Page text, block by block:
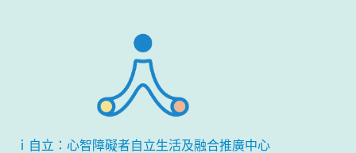
ｉ自立：心智障礙者自立生活及融合推廣中心